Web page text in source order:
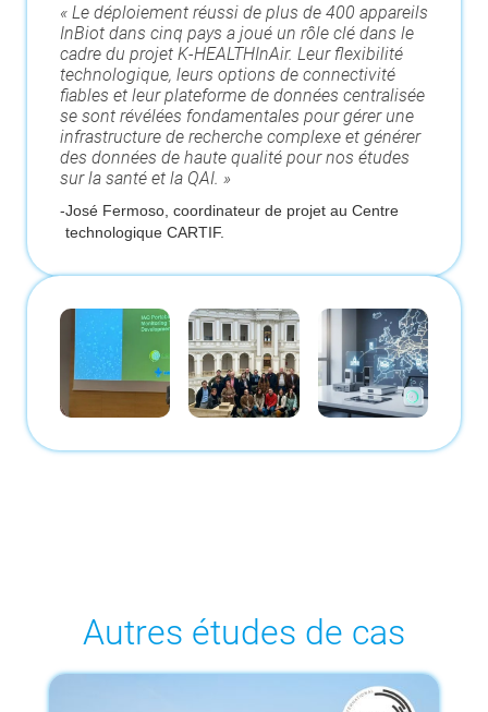
« Le déploiement réussi de plus de 400 appareils
InBiot dans cinq pays a joué un rôle clé dans le
cadre du projet K-HEALTHInAir. Leur flexibilité
technologique, leurs options de connectivité
fiables et leur plateforme de données centralisée
se sont révélées fondamentales pour gérer une
infrastructure de recherche complexe et générer
des données de haute qualité pour nos études
sur la santé et la QAI. »
-José Fermoso, coordinateur de projet au Centre
technologique CARTIF.
Autres études de cas